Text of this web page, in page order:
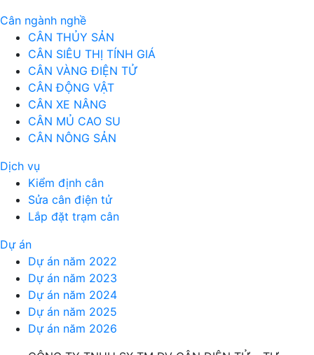
Cân ngành nghề
CÂN THỦY SẢN
CÂN SIÊU THỊ TÍNH GIÁ
CÂN VÀNG ĐIỆN TỬ
CÂN ĐỘNG VẬT
CÂN XE NÂNG
CÂN MỦ CAO SU
CÂN NÔNG SẢN
Dịch vụ
Kiểm định cân
Sửa cân điện tử
Lắp đặt trạm cân
Dự án
Dự án năm 2022
Dự án năm 2023
Dự án năm 2024
Dự án năm 2025
Dự án năm 2026